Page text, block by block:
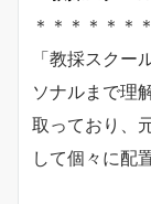
＊＊＊＊＊＊
「教採スク
ソナルまで理
取っており、
して個々に配